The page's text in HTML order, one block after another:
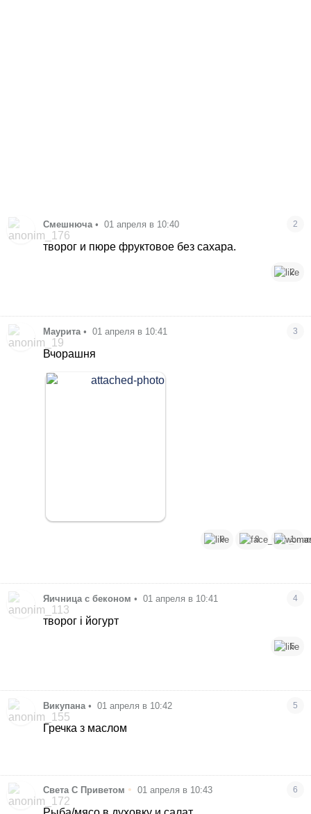
Смешнюча • 01 апреля в 10:40 2
творог и пюре фруктовое без сахара.
2
Маурита • 01 апреля в 10:41 3
Вчорашня
9 8 1
Яичница с беконом • 01 апреля в 10:41 4
творог і йогурт
5
Викупана • 01 апреля в 10:42 5
Гречка з маслом
Света С Приветом • 01 апреля в 10:43 6